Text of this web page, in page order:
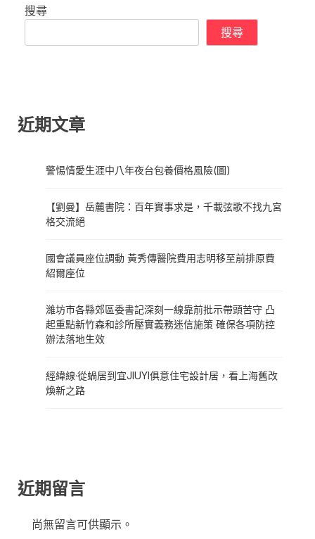
搜尋
搜尋
近期文章
警惕情愛生涯中八年夜台包養價格風險(圖)
【劉曼】岳麓書院：百年實事求是，千載弦歌不找九宮
格交流絕
國會議員座位調動 黃秀傳醫院費用志明移至前排原費
紹爾座位
濰坊市各縣郊區委書記深刻一線靠前批示帶頭苦守 凸
起重點新竹森和診所壓實義務迷信施策 確保各項防控
辦法落地生效
經緯線·從蝸居到宜JIUYI俱意住宅設計居，看上海舊改
煥新之路
近期留言
尚無留言可供顯示。